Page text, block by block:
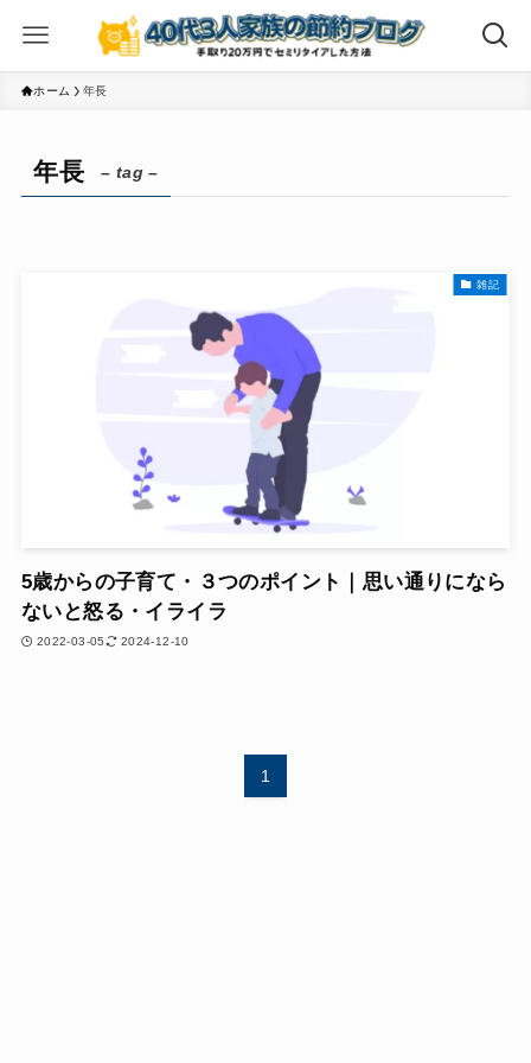
ホーム 年長
年長 – tag –
雑記
5歳からの子育て・３つのポイント｜思い通りになら
ないと怒る・イライラ
2022-03-05 2024-12-10
1